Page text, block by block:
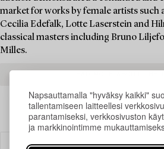
Napsauttamalla "hyväksy kaikki"
tallentamiseen laitteellesi
parantamiseksi, verkkosivuston
ja markkinointimme
market for works by female artists such
Cecilia Edefalk, Lotte Laserstein and
classical masters including Bruno
Milles.